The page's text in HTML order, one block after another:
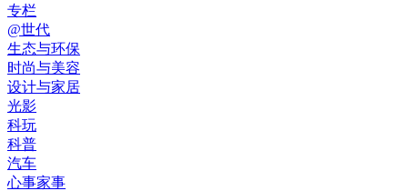
专栏
@世代
生态与环保
时尚与美容
设计与家居
光影
科玩
科普
汽车
心事家事